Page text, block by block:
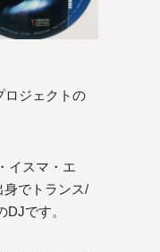
ロジェクトの
イスマ・エ
身でトランス/
です。